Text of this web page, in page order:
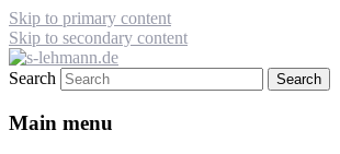
Skip to primary content
Skip to secondary content
s-lehmann.de
Search
Main menu